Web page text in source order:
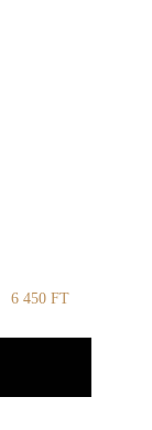
6 450 FT